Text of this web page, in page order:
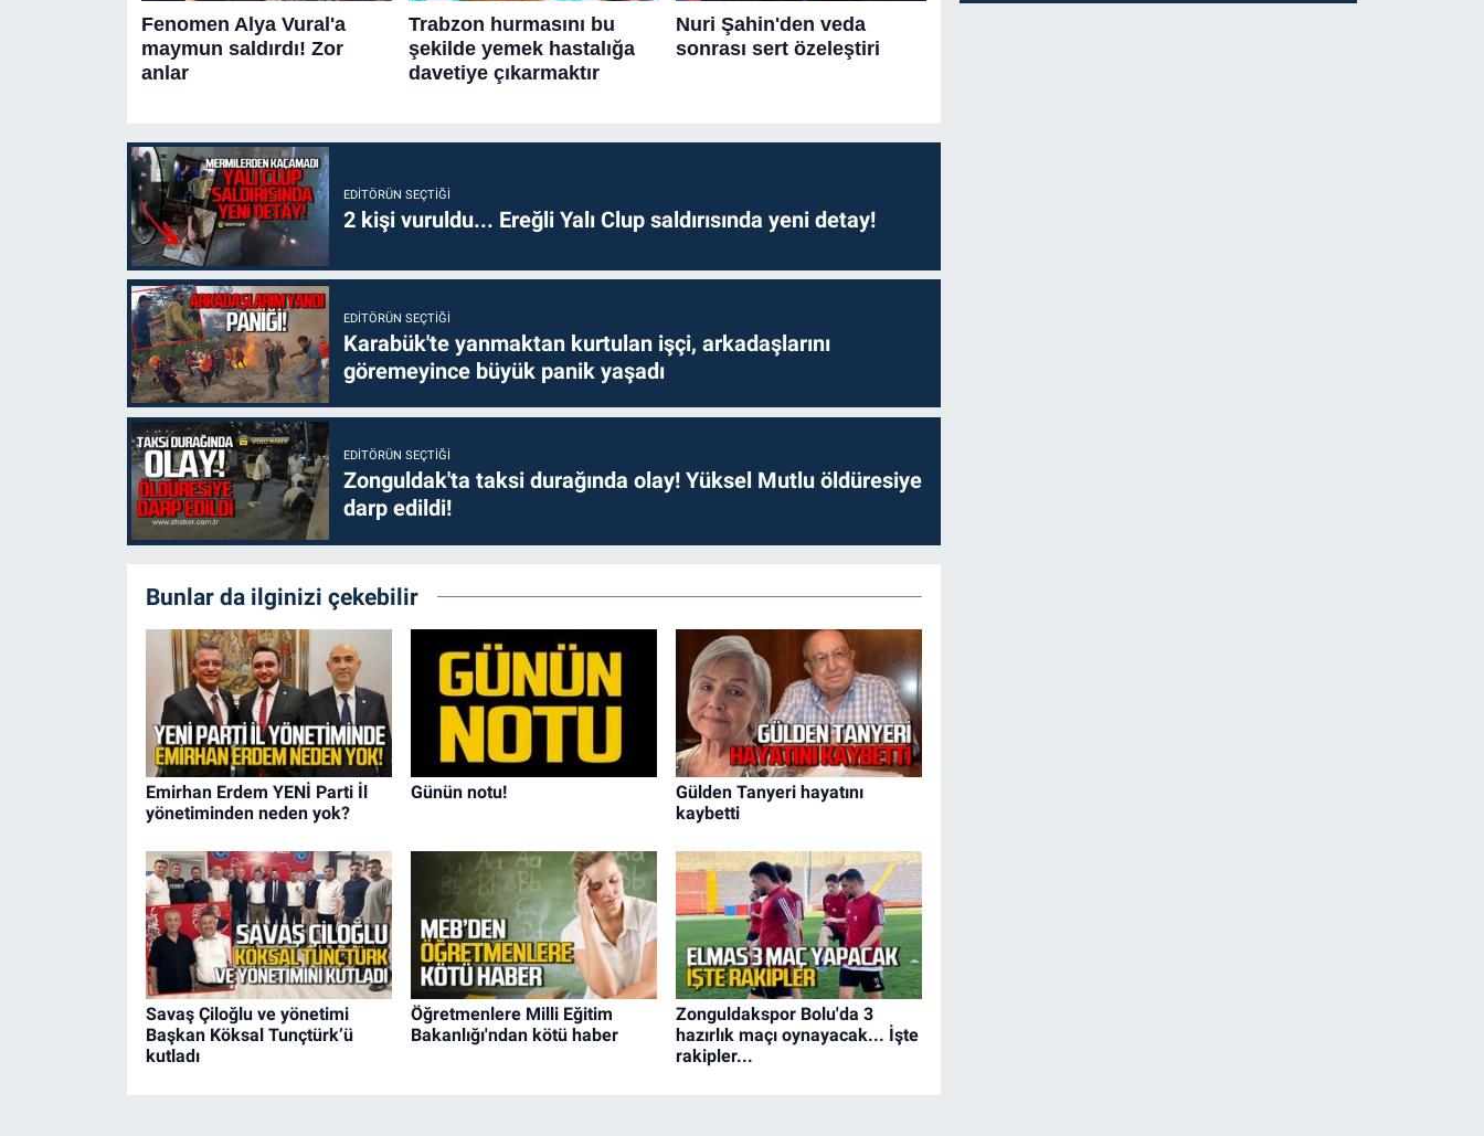
EDITÖRÜN SEÇTIĞI
2 kişi vuruldu... Ereğli Yalı Clup saldırısında yeni detay!
EDITÖRÜN SEÇTIĞI
Karabük'te yanmaktan kurtulan işçi, arkadaşlarını
göremeyince büyük panik yaşadı
EDITÖRÜN SEÇTIĞI
Zonguldak'ta taksi durağında olay! Yüksel Mutlu öldüresiye
darp edildi!
Bunlar da ilginizi çekebilir
Emirhan Erdem YENİ Parti İl
yönetiminden neden yok?
Günün notu!
Gülden Tanyeri hayatını
kaybetti
Savaş Çiloğlu ve yönetimi
Başkan Köksal Tunçtürk’ü
kutladı
Öğretmenlere Milli Eğitim
Bakanlığı'ndan kötü haber
Zonguldakspor Bolu'da 3
hazırlık maçı oynayacak... İşte
rakipler...